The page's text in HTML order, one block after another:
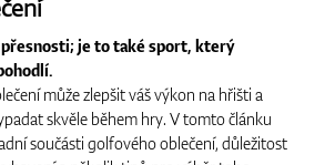
Golfové hole
Oblečení
je to také sport, který
může zlepšit váš výkon na hřišti a
skvěle během hry. V tomto článku
součásti golfového oblečení, důležitost